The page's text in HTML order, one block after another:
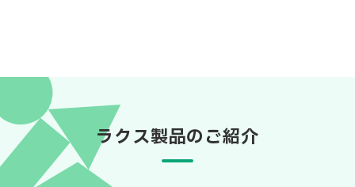
ラクス製品のご紹介